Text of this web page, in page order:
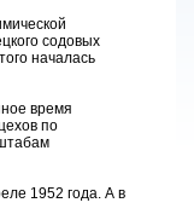
содовых
началась
время
по
1952 года. А в